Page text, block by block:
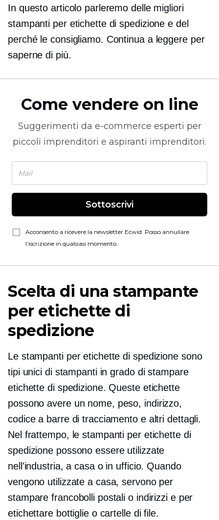
In questo articolo parleremo delle migliori
stampanti per etichette di spedizione e del
perché le consigliamo. Continua a leggere per
saperne di più.
Come vendere on line
Suggerimenti da e-commerce esperti per
piccoli imprenditori e aspiranti imprenditori.
Sottoscrivi
Acconsento a ricevere la newsletter Ecwid. Posso annullare
l'iscrizione in qualsiasi momento.
Scelta di una stampante
per etichette di
spedizione
Le stampanti per etichette di spedizione sono
tipi unici di stampanti in grado di stampare
etichette di spedizione. Queste etichette
possono avere un nome, peso, indirizzo,
codice a barre di tracciamento e altri dettagli.
Nel frattempo, le stampanti per etichette di
spedizione possono essere utilizzate
nell'industria, a casa o in ufficio. Quando
vengono utilizzate a casa, servono per
stampare francobolli postali o indirizzi e per
etichettare bottiglie o cartelle di file.